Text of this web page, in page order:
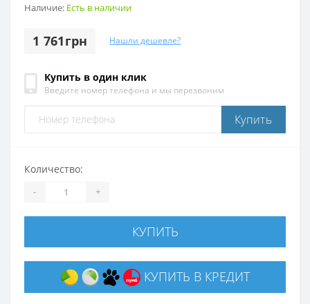
Наличие: Есть в наличии
1 761грн Нашли дешевле?
Купить в один клик
Введите номер телефона и мы перезвоним
Купить
Количество:
- +
КУПИТЬ
КУПИТЬ В КРЕДИТ